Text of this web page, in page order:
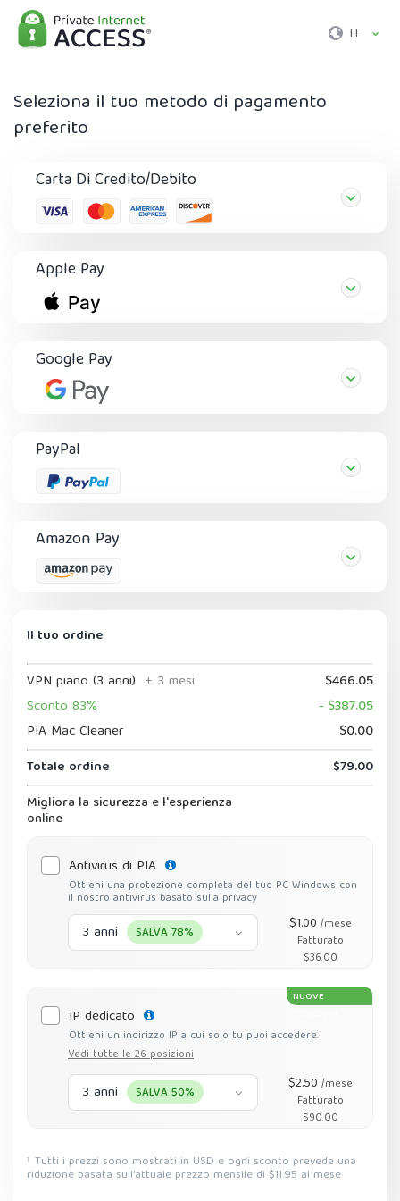
IT
Seleziona il tuo metodo di pagamento
preferito
Carta Di Credito/Debito
Apple Pay
Google Pay
PayPal
Amazon Pay
Il tuo ordine
VPN piano (3 anni) + 3 mesi
$466.05
Sconto 83%
- $387.05
PIA Mac Cleaner
$0.00
Totale ordine
$79.00
Migliora la sicurezza e l'esperienza
online
Antivirus di PIA
Ottieni una protezione completa del tuo PC Windows con
il nostro antivirus basato sulla privacy
3 anni SALVA 78% $1.00 /mese
Fatturato
$36.00
NUOVE
IP dedicato
Ottieni un indirizzo IP a cui solo tu puoi accedere.
Vedi tutte le 26 posizioni
3 anni SALVA 50% $2.50 /mese
Fatturato
$90.00
1 Tutti i prezzi sono mostrati in USD e ogni sconto prevede una
riduzione basata sull'attuale prezzo mensile di $11.95 al mese